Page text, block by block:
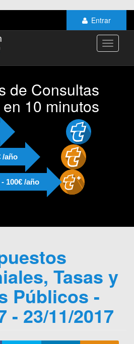
Entrar
Toggle
de Consultas
10 minutos
/año
100€ /año
Tasas y
Públicos -
- 23/11/2017